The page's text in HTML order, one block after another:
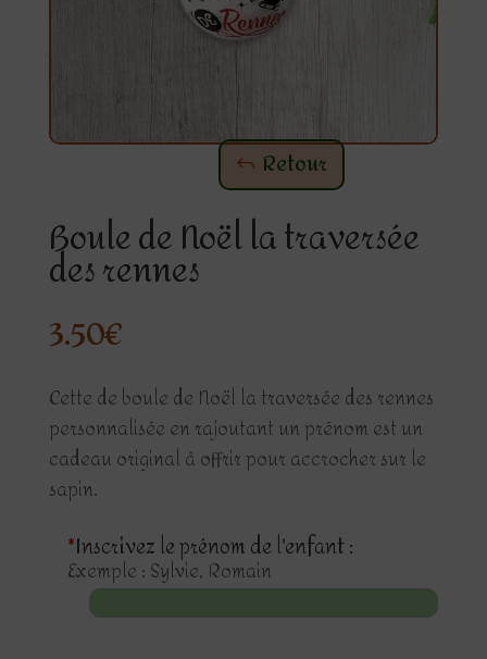
Retour
Boule de Noël la traversée
des rennes
3.50€
Cette de boule de Noël la traversée des rennes
personnalisée en rajoutant un prénom est un
cadeau original à offrir pour accrocher sur le
sapin.
*Inscrivez le prénom de l'enfant :
Exemple : Sylvie, Romain